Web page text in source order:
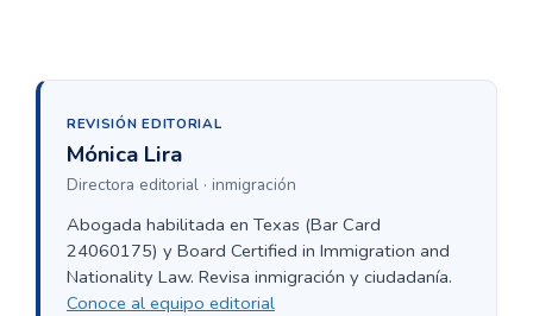
REVISIÓN EDITORIAL
Mónica Lira
Directora editorial · inmigración
Abogada habilitada en Texas (Bar Card
24060175) y Board Certified in Immigration and
Nationality Law. Revisa inmigración y ciudadanía.
Conoce al equipo editorial